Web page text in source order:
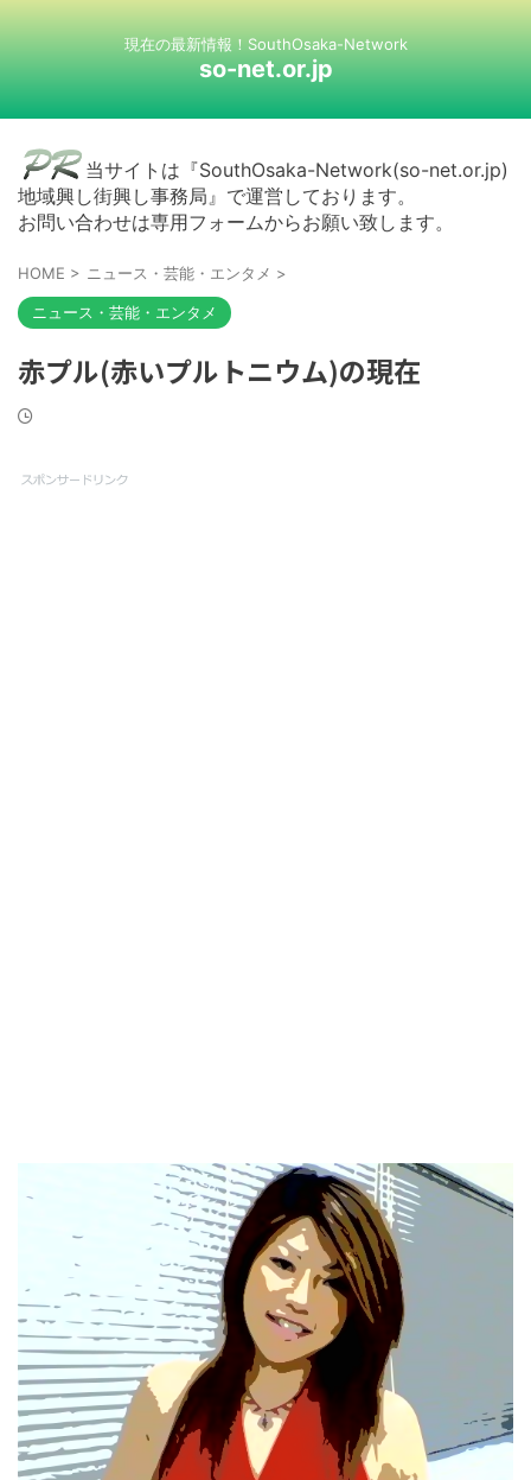
現在の最新情報！SouthOsaka-Network
so-net.or.jp
当サイトは『SouthOsaka-Network(so-net.or.jp)
地域興し街興し事務局』で運営しております。
お問い合わせは専用フォームからお願い致します。
HOME > ニュース・芸能・エンタメ >
ニュース・芸能・エンタメ
赤プル(赤いプルトニウム)の現在